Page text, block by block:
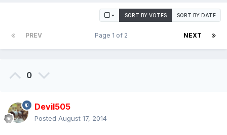
SORT BY VOTES SORT BY DATE
PREV NEXT
Page 1 of 2
0
Devil505
Posted August 17, 2014